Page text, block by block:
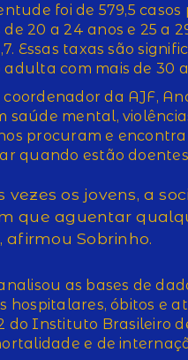
foi de 579,5
20 a 24 anos e 25 a
Essas taxas são
com mais de 30
da AJF,
saúde mental,
procuram e
quando estão
vezes os jovens, a
que aguentar
afirmou Sobrinho.
as bases de
hospitalares, óbitos e
do Instituto Brasileiro
e de